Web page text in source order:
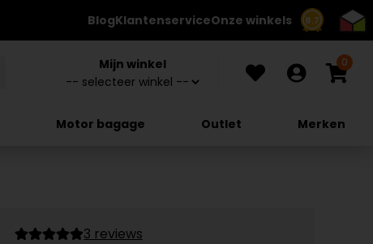
8.7
BlogKlantenserviceOnze winkels
Mijn winkel 0
Motor bagage Outlet Merken
3 reviews